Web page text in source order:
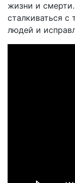
жизни и
сталкиваться
людей и